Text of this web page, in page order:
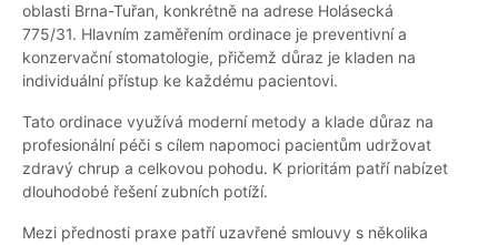
oblasti Brna-Tuřan, konkrétně na adrese Holásecká
775/31. Hlavním zaměřením ordinace je preventivní a
konzervační stomatologie, přičemž důraz je kladen na
individuální přístup ke každému pacientovi.
Tato ordinace využívá moderní metody a klade důraz na
profesionální péči s cílem napomoci pacientům udržovat
zdravý chrup a celkovou pohodu. K prioritám patří nabízet
dlouhodobé řešení zubních potíží.
Mezi přednosti praxe patří uzavřené smlouvy s několika